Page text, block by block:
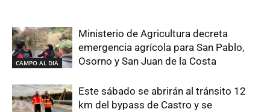
CAMPO AL DIA
Ministerio de Agricultura decreta
emergencia agrícola para San Pablo,
Osorno y San Juan de la Costa
Este sábado se abrirán al tránsito 12
km del bypass de Castro y se